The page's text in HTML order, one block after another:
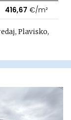
416,67 €/m²
Plavisko,